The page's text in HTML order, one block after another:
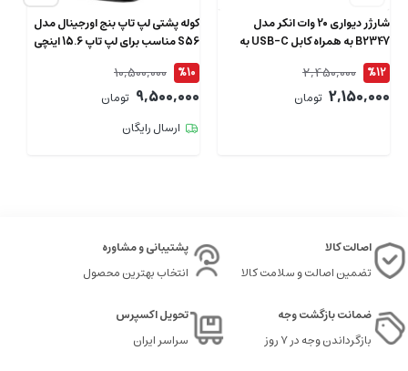
شارژر دیواری 20 وات انکر مدل
B2347 به همراه کابل USB-C به
طول 1.5 متر
%12
2,450,000
2,150,000 تومان
کوله پشتی لپ تاپ بنج اورجینال مدل
S56 مناسب برای لپ تاپ 15.6 اینچی
%10
10,500,000
9,500,000 تومان
ارسال رایگان
اصالت کالا
تضمین اصالت و سلامت کالا
پشتیبانی و مشاوره
انتخاب بهترین محصول
ضمانت بازگشت وجه
بازگرداندن وجه در ۷ روز
تحویل اکسپرس
سراسر ایران